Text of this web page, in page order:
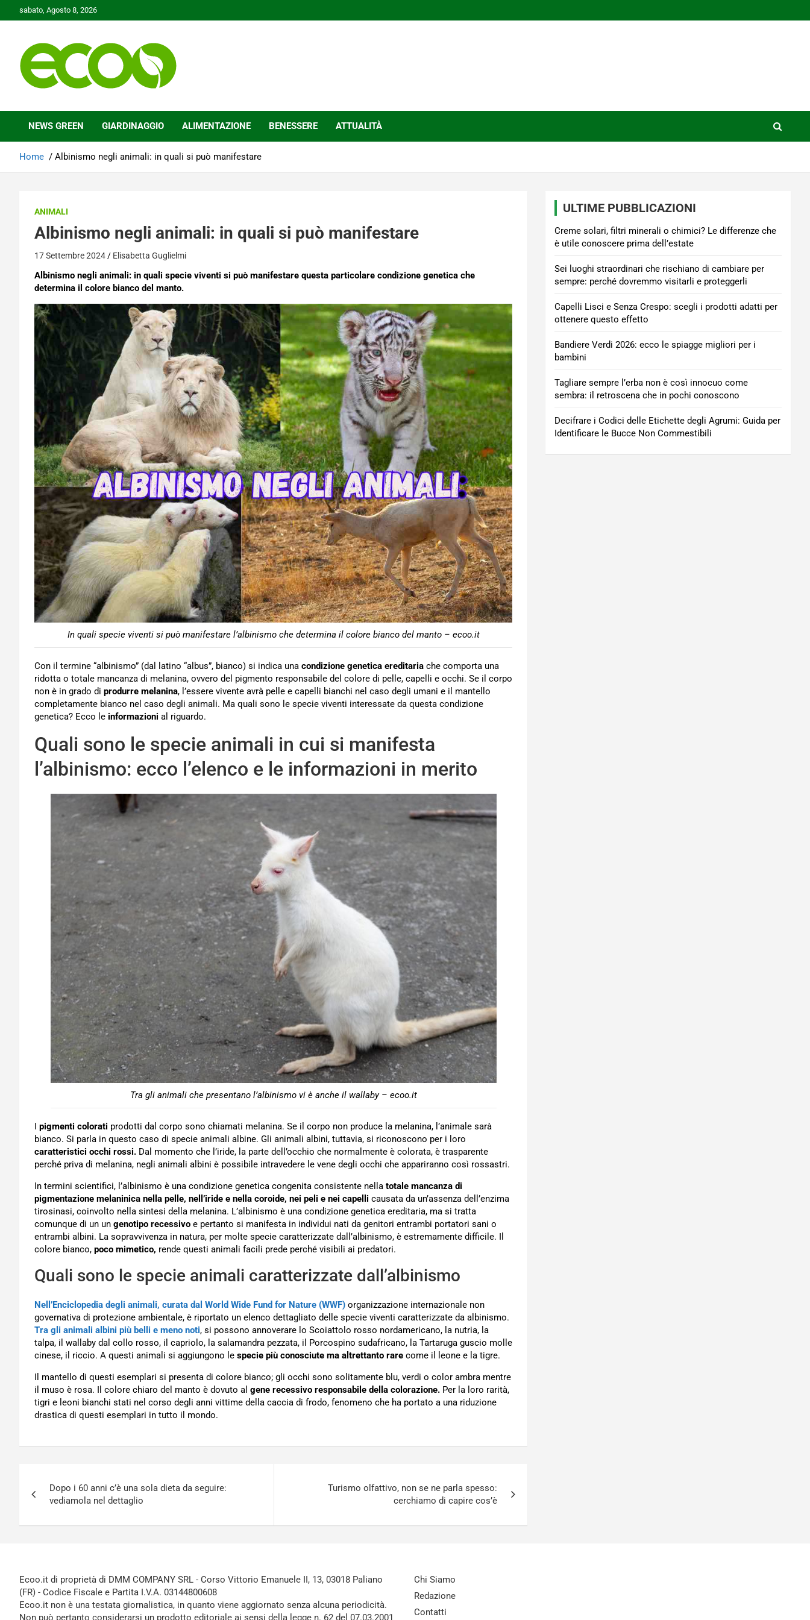
to
sabato, Agosto 8, 2026
Ecoo.it
NEWS GREEN GIARDINAGGIO ALIMENTAZIONE BENESSERE ATTUALITÀ
Home Albinismo negli animali: in quali si può manifestare
ANIMALI
Albinismo negli animali: in quali si può manifestare
17 Settembre 2024 Elisabetta Guglielmi
Albinismo negli animali: in quali specie viventi si può manifestare questa particolare condizione genetica che
determina il colore bianco del manto.
In quali specie viventi si può manifestare l’albinismo che determina il colore bianco del manto – ecoo.it
Con il termine “albinismo” (dal latino “albus”, bianco) si indica una condizione genetica ereditaria che comporta una
ridotta o totale mancanza di melanina, ovvero del pigmento responsabile del colore di pelle, capelli e occhi. Se il corpo
non è in grado di produrre melanina, l’essere vivente avrà pelle e capelli bianchi nel caso degli umani e il mantello
completamente bianco nel caso degli animali. Ma quali sono le specie viventi interessate da questa condizione
genetica? Ecco le informazioni al riguardo.
Quali sono le specie animali in cui si manifesta
l’albinismo: ecco l’elenco e le informazioni in merito
Tra gli animali che presentano l’albinismo vi è anche il wallaby – ecoo.it
I pigmenti colorati prodotti dal corpo sono chiamati melanina. Se il corpo non produce la melanina, l’animale sarà
bianco. Si parla in questo caso di specie animali albine. Gli animali albini, tuttavia, si riconoscono per i loro
caratteristici occhi rossi. Dal momento che l’iride, la parte dell’occhio che normalmente è colorata, è trasparente
perché priva di melanina, negli animali albini è possibile intravedere le vene degli occhi che appariranno così rossastri.
In termini scientifici, l’albinismo è una condizione genetica congenita consistente nella totale mancanza di
pigmentazione melaninica nella pelle, nell’iride e nella coroide, nei peli e nei capelli causata da un’assenza dell’enzima
tirosinasi, coinvolto nella sintesi della melanina. L’albinismo è una condizione genetica ereditaria, ma si tratta
comunque di un un genotipo recessivo e pertanto si manifesta in individui nati da genitori entrambi portatori sani o
entrambi albini. La sopravvivenza in natura, per molte specie caratterizzate dall’albinismo, è estremamente difficile. Il
colore bianco, poco mimetico, rende questi animali facili prede perché visibili ai predatori.
Quali sono le specie animali caratterizzate dall’albinismo
Nell’Enciclopedia degli animali, curata dal World Wide Fund for Nature (WWF) organizzazione internazionale non
governativa di protezione ambientale, è riportato un elenco dettagliato delle specie viventi caratterizzate da albinismo.
Tra gli animali albini più belli e meno noti, si possono annoverare lo Scoiattolo rosso nordamericano, la nutria, la
talpa, il wallaby dal collo rosso, il capriolo, la salamandra pezzata, il Porcospino sudafricano, la Tartaruga guscio molle
cinese, il riccio. A questi animali si aggiungono le specie più conosciute ma altrettanto rare come il leone e la tigre.
Il mantello di questi esemplari si presenta di colore bianco; gli occhi sono solitamente blu, verdi o color ambra mentre
il muso è rosa. Il colore chiaro del manto è dovuto al gene recessivo responsabile della colorazione. Per la loro rarità,
tigri e leoni bianchi stati nel corso degli anni vittime della caccia di frodo, fenomeno che ha portato a una riduzione
drastica di questi esemplari in tutto il mondo.
articoli
Dopo i 60 anni c’è una sola dieta da seguire:
vediamola nel dettaglio
Turismo olfattivo, non se ne parla spesso:
cerchiamo di capire cos’è
ULTIME PUBBLICAZIONI
Creme solari, filtri minerali o chimici? Le differenze che
è utile conoscere prima dell’estate
Sei luoghi straordinari che rischiano di cambiare per
sempre: perché dovremmo visitarli e proteggerli
Capelli Lisci e Senza Crespo: scegli i prodotti adatti per
ottenere questo effetto
Bandiere Verdi 2026: ecco le spiagge migliori per i
bambini
Tagliare sempre l’erba non è così innocuo come
sembra: il retroscena che in pochi conoscono
Decifrare i Codici delle Etichette degli Agrumi: Guida per
Identificare le Bucce Non Commestibili
Ecoo.it di proprietà di DMM COMPANY SRL - Corso Vittorio Emanuele II, 13, 03018 Paliano
(FR) - Codice Fiscale e Partita I.V.A. 03144800608
Ecoo.it non è una testata giornalistica, in quanto viene aggiornato senza alcuna periodicità.
Non può pertanto considerarsi un prodotto editoriale ai sensi della legge n. 62 del 07.03.2001
Chi Siamo
Redazione
Contatti